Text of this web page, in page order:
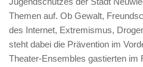
Themen auf. Ob Gewalt,
des Internet, Extremismus,
steht dabei die Prävention im
Theater-Ensembles gastierten im